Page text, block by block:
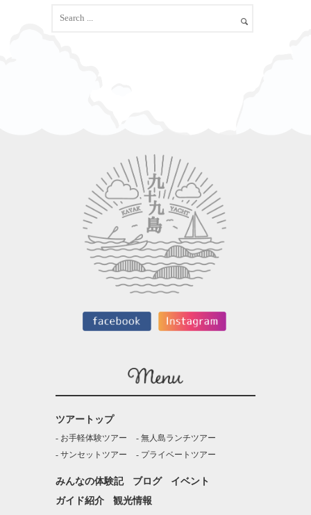
ツアートップ
お手軽体験ツアー
無人島ランチツアー
サンセットツアー
プライベートツアー
みんなの体験記 ブログ
イベント
ガイド紹介
観光情報